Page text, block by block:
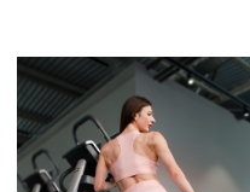
КАТАЛОГ